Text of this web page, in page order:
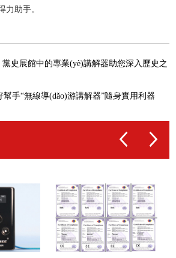
力助手。
史展館中的專業(yè)講解器助您深入歷史之
幫手“無線導(dǎo)游講解器”隨身實用利器